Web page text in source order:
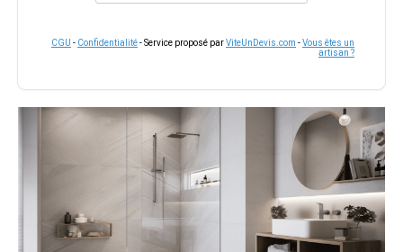
CGU - Confidentialité- Service proposé parViteUnDevis.com -Vous êtes un
artisan ?